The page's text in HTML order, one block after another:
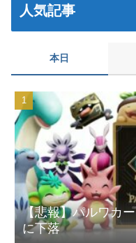
「平成の10大事件」を決
これだろ
劇場版「Fate/stay night
ビジュアル公開！ワカメ
首からマ●コまで見えている
玉城デニー「日本政府から
西武・児玉亮涼が1軍合流
井上春華、ヲタからの提案
ww「送ってもらっておい
江別リンチ犯「立って謝罪
座してないキミは本気じゃ
PCパーツ高すぎて自作す
人気記事
本日
【悲報】パルワカ
に下落